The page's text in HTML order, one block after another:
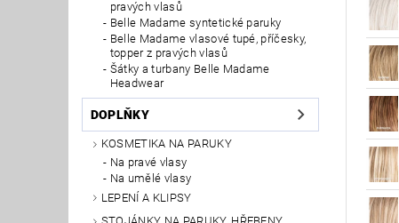
pravých vlasů
Belle Madame syntetické paruky
Belle Madame vlasové tupé, příčesky,
topper z pravých vlasů
Šátky a turbany Belle Madame
Headwear
DOPLŇKY
KOSMETIKA NA PARUKY
Na pravé vlasy
Na umělé vlasy
LEPENÍ A KLIPSY